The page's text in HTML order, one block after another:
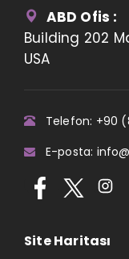
ABD Ofis :
Building 202
USA
Telefon: +90
E-posta:
Site Haritası